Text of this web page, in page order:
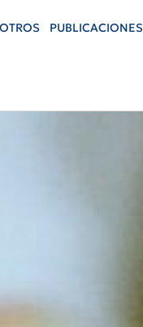
PUBLICACIONES